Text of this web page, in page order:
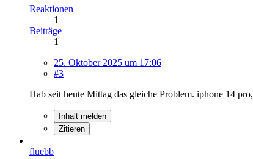
Reaktionen
1
Beiträge
1
25. Oktober 2025 um 17:06
#3
Hab seit heute Mittag das gleiche Problem. iphone 14
Inhalt melden
Zitieren
fluebb